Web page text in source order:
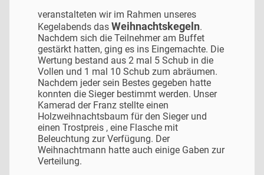
veranstalteten wir im Rahmen unseres
Kegelabends das Weihnachtskegeln.
Nachdem sich die Teilnehmer am Buffet
gestärkt hatten, ging es ins Eingemachte. Die
Wertung bestand aus 2 mal 5 Schub in die
Vollen und 1 mal 10 Schub zum abräumen.
Nachdem jeder sein Bestes gegeben hatte
konnten die Sieger bestimmt werden. Unser
Kamerad der Franz stellte einen
Holzweihnachtsbaum für den Sieger und
einen Trostpreis , eine Flasche mit
Beleuchtung zur Verfügung. Der
Weihnachtmann hatte auch einige Gaben zur
Verteilung.